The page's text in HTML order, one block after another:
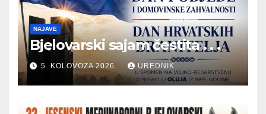
NAJAVE
Bjelovarski sajam čestita . . .
5. KOLOVOZA 2026. UREDNIK